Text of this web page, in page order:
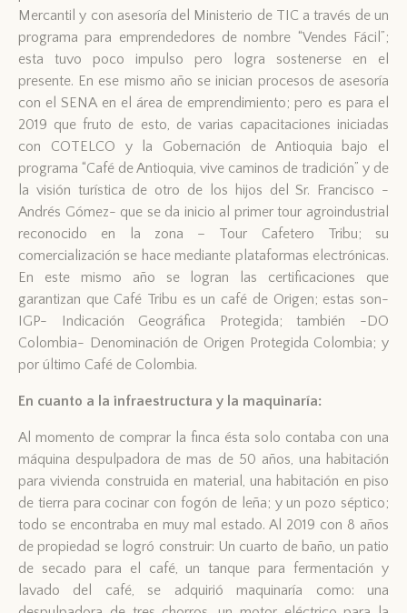
Mercantil y con asesoría del Ministerio de TIC a través de un
programa para emprendedores de nombre “Vendes Fácil”;
esta tuvo poco impulso pero logra sostenerse en el
presente. En ese mismo año se inician procesos de asesoría
con el SENA en el área de emprendimiento; pero es para el
2019 que fruto de esto, de varias capacitaciones iniciadas
con COTELCO y la Gobernación de Antioquia bajo el
programa “Café de Antioquia, vive caminos de tradición” y de
la visión turística de otro de los hijos del Sr. Francisco -
Andrés Gómez- que se da inicio al primer tour agroindustrial
reconocido en la zona – Tour Cafetero Tribu; su
comercialización se hace mediante plataformas electrónicas.
En este mismo año se logran las certificaciones que
garantizan que Café Tribu es un café de Origen; estas son-
IGP- Indicación Geográfica Protegida; también -DO
Colombia- Denominación de Origen Protegida Colombia; y
por último Café de Colombia.
En cuanto a la infraestructura y la maquinaría:
Al momento de comprar la finca ésta solo contaba con una
máquina despulpadora de mas de 50 años, una habitación
para vivienda construida en material, una habitación en piso
de tierra para cocinar con fogón de leña; y un pozo séptico;
todo se encontraba en muy mal estado. Al 2019 con 8 años
de propiedad se logró construir: Un cuarto de baño, un patio
de secado para el café, un tanque para fermentación y
lavado del café, se adquirió maquinaría como: una